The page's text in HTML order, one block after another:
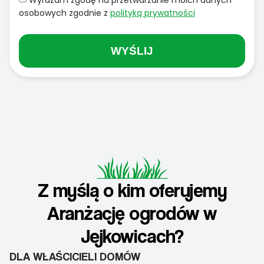
osobowych zgodnie z polityką prywatności
WYŚLIJ
Z myślą o kim oferujemy
Aranżację ogrodów w
Jejkowicach?
DLA WŁAŚCICIELI DOMÓW